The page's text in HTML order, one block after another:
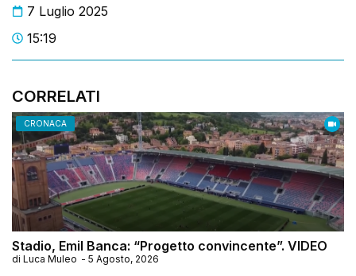
7 Luglio 2025
15:19
CORRELATI
CRONACA
Stadio, Emil Banca: “Progetto convincente”. VIDEO
di Luca Muleo - 5 Agosto, 2026